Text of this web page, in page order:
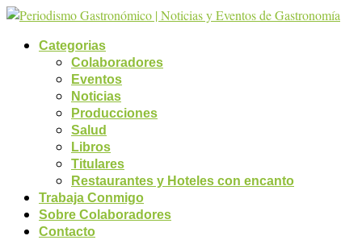
Categorias
Colaboradores
Eventos
Noticias
Producciones
Salud
Libros
Titulares
Restaurantes y Hoteles con encanto
Trabaja Conmigo
Sobre Colaboradores
Contacto